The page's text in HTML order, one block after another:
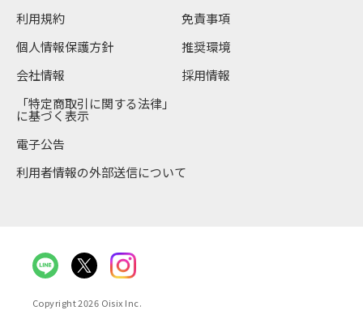
利用規約
免責事項
個人情報保護方針
推奨環境
会社情報
採用情報
「特定商取引に関する法律」
に基づく表示
電子公告
利用者情報の外部送信について
Copyright 2026 Oisix Inc.